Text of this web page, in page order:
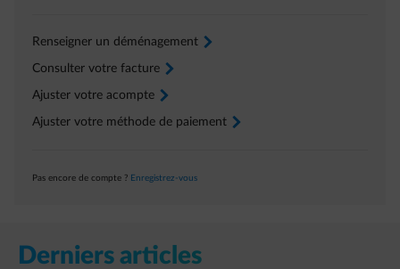
Renseigner un déménagement arrow-right
Consulter votre facture arrow-right
Ajuster votre acompte arrow-right
Ajuster votre méthode de paiement arrow-right
Pas encore de compte ? Enregistrez-vous
Derniers articles